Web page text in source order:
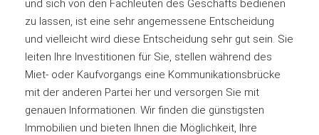
und sich von den Fachleuten des Geschäfts bedienen
zu lassen, ist eine sehr angemessene Entscheidung
und vielleicht wird diese Entscheidung sehr gut sein. Sie
leiten Ihre Investitionen für Sie, stellen während des
Miet- oder Kaufvorgangs eine Kommunikationsbrücke
mit der anderen Partei her und versorgen Sie mit
genauen Informationen. Wir finden die günstigsten
Immobilien und bieten Ihnen die Möglichkeit, Ihre